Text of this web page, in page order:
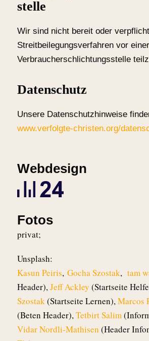
stelle
Wir sind nicht bereit oder
Streitbeilegungsverfahren vor einer
Verbraucherschlichtungsstelle
Datenschutz
Unsere Datenschutzhinweise
www.verfolgte-christen.org/
Webdesign
Fotos
privat;
Unsplash:
Kasun Peiris, Gocha Szostak, tam
Header),Jeff Ackley (Startseite
Szostak(Startseite Lernen),Marcos
(Beten Header),Tetbirt Salim
Vidar Nordli-Mathisen (Header